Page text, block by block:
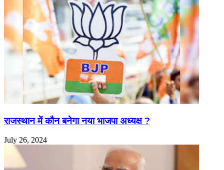
राजस्थान में कौन बनेगा नया भाजपा अध्यक्ष ?
July 26, 2024